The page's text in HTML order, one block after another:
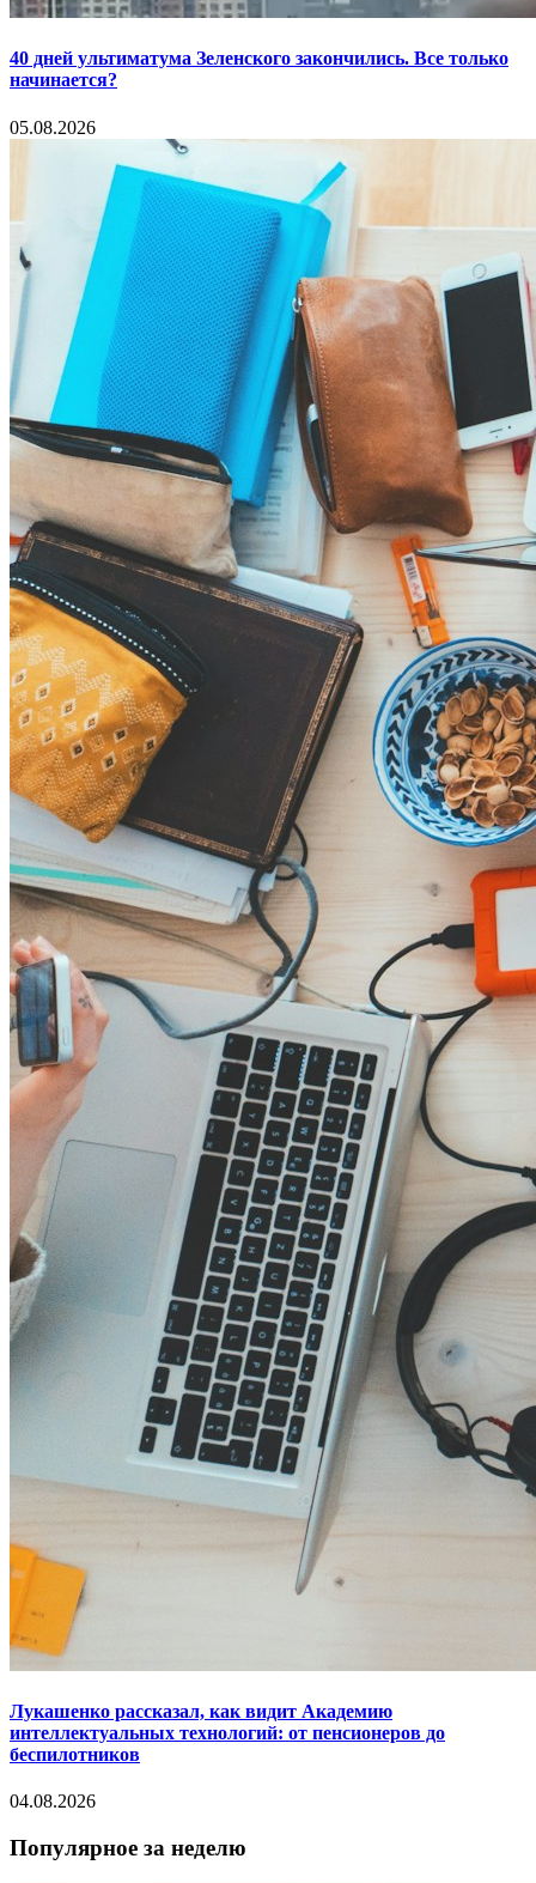
40 дней ультиматума Зеленского закончились. Все только
начинается?
05.08.2026
Лукашенко рассказал, как видит Академию
интеллектуальных технологий: от пенсионеров до
беспилотников
04.08.2026
Популярное за неделю